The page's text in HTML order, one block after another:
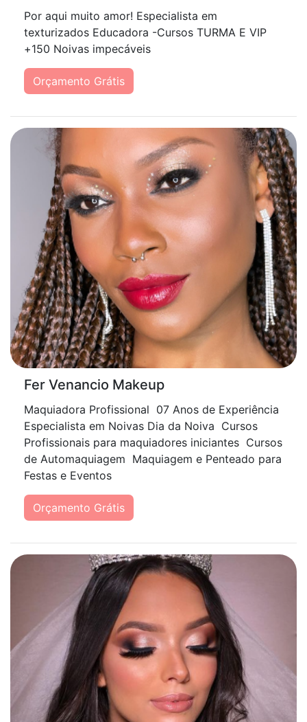
Por aqui muito amor! Especialista em
texturizados Educadora -Cursos TURMA E VIP
+150 Noivas impecáveis
Orçamento Grátis
Fer Venancio Makeup
Maquiadora Profissional 07 Anos de Experiência
Especialista em Noivas Dia da Noiva Cursos
Profissionais para maquiadores iniciantes Cursos
de Automaquiagem Maquiagem e Penteado para
Festas e Eventos
Orçamento Grátis